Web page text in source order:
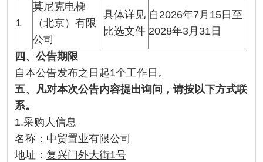
1
莫尼克电梯
（北京）有限
公司
具体详见
比选文件
自2026年7月15日至
2028年3月31日
四 、公告期限
自本公告发布之日起1个工作日。
五、凡对本次公告内容提出询问，请按以下方式联
系。
1.采购人信息
名称： 中贸置业有限公司
地址： 复兴门外大街1号